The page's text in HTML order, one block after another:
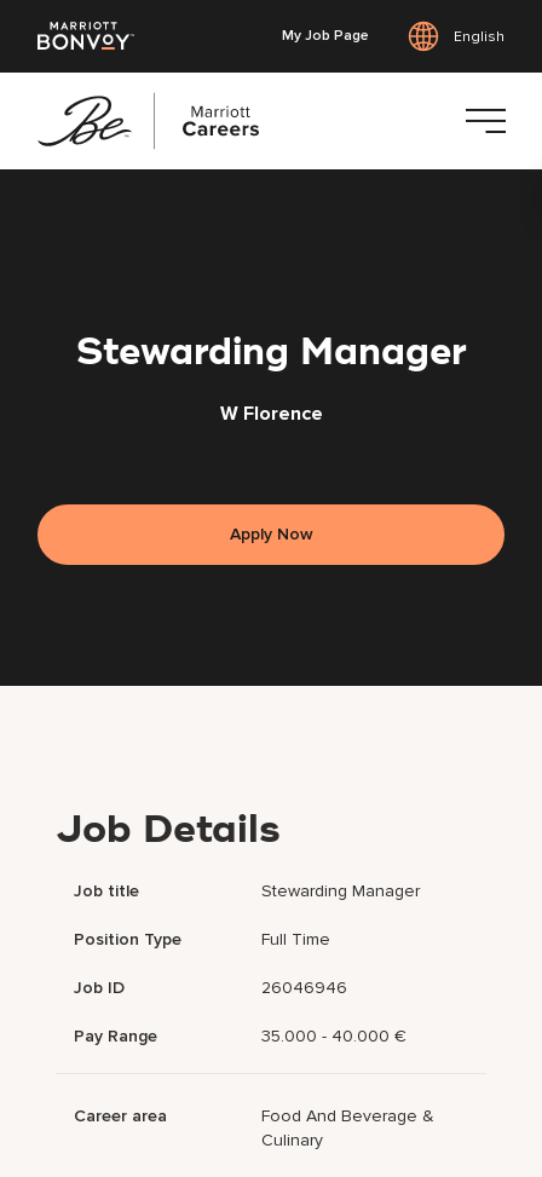
My Job Page English
Stewarding Manager
W Florence
Apply Now
Job Details
Job title Stewarding Manager
Position Type Full Time
Job ID 26046946
Pay Range 35.000 - 40.000 €
Career area
Food And Beverage &
Culinary